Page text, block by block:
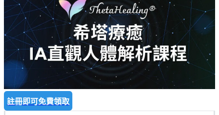
註冊即可免費領取